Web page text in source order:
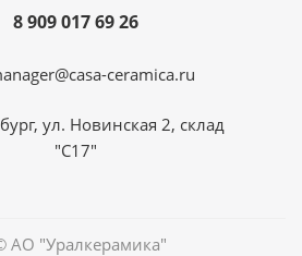
8 909 017 69 26
ceramica.ru
, ул. Новинская 2, склад
"С17"
АО "Уралкерамика"